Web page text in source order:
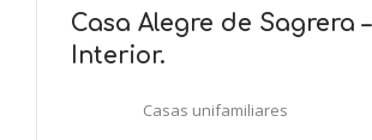
Casa Alegre de Sagrera –
Interior.
Casas unifamiliares